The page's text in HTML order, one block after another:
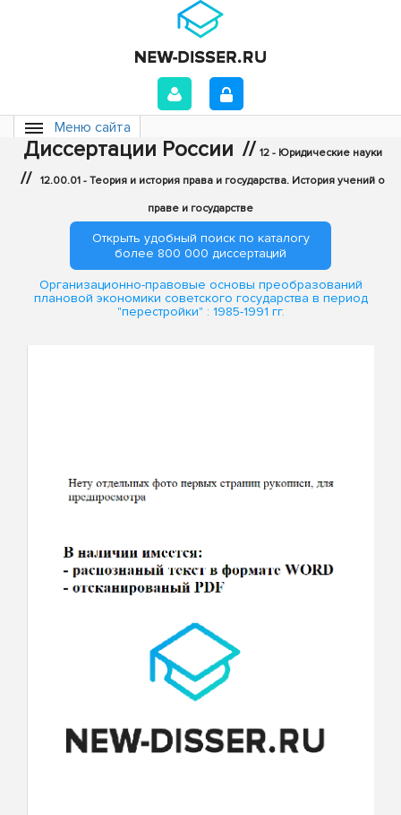
Меню сайта
Диссертации России // 12 - Юридические науки
// 12.00.01 - Теория и история права и государства. История учений о
праве и государстве
Открыть удобный поиск по каталогу
более 800 000 диссертаций
Организационно-правовые основы преобразований
плановой экономики советского государства в период
"перестройки" : 1985-1991 гг.